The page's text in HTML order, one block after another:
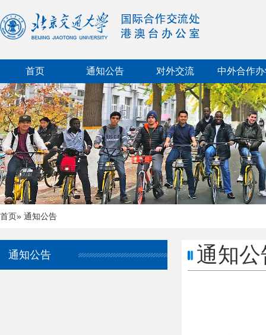
首页 通知公告 对外交流 中外合作
首页» 通知公告
通知公告 通知公